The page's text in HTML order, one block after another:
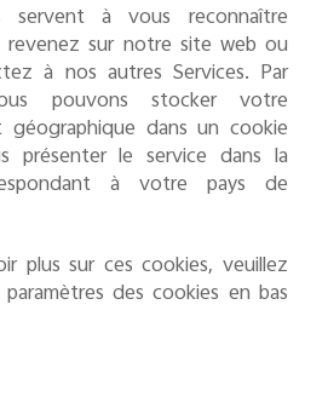
servent à vous reconnaître
revenez sur notre site web ou
à nos autres Services. Par
pouvons stocker votre
géographique dans un cookie
présenter le service dans la
à votre pays de
plus sur ces cookies, veuillez
des cookies en bas